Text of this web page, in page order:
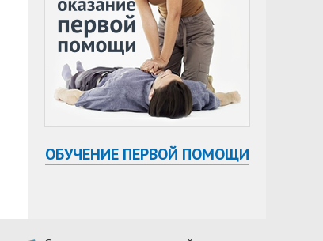
ОБУЧЕНИЕ ПЕРВОЙ ПОМОЩИ